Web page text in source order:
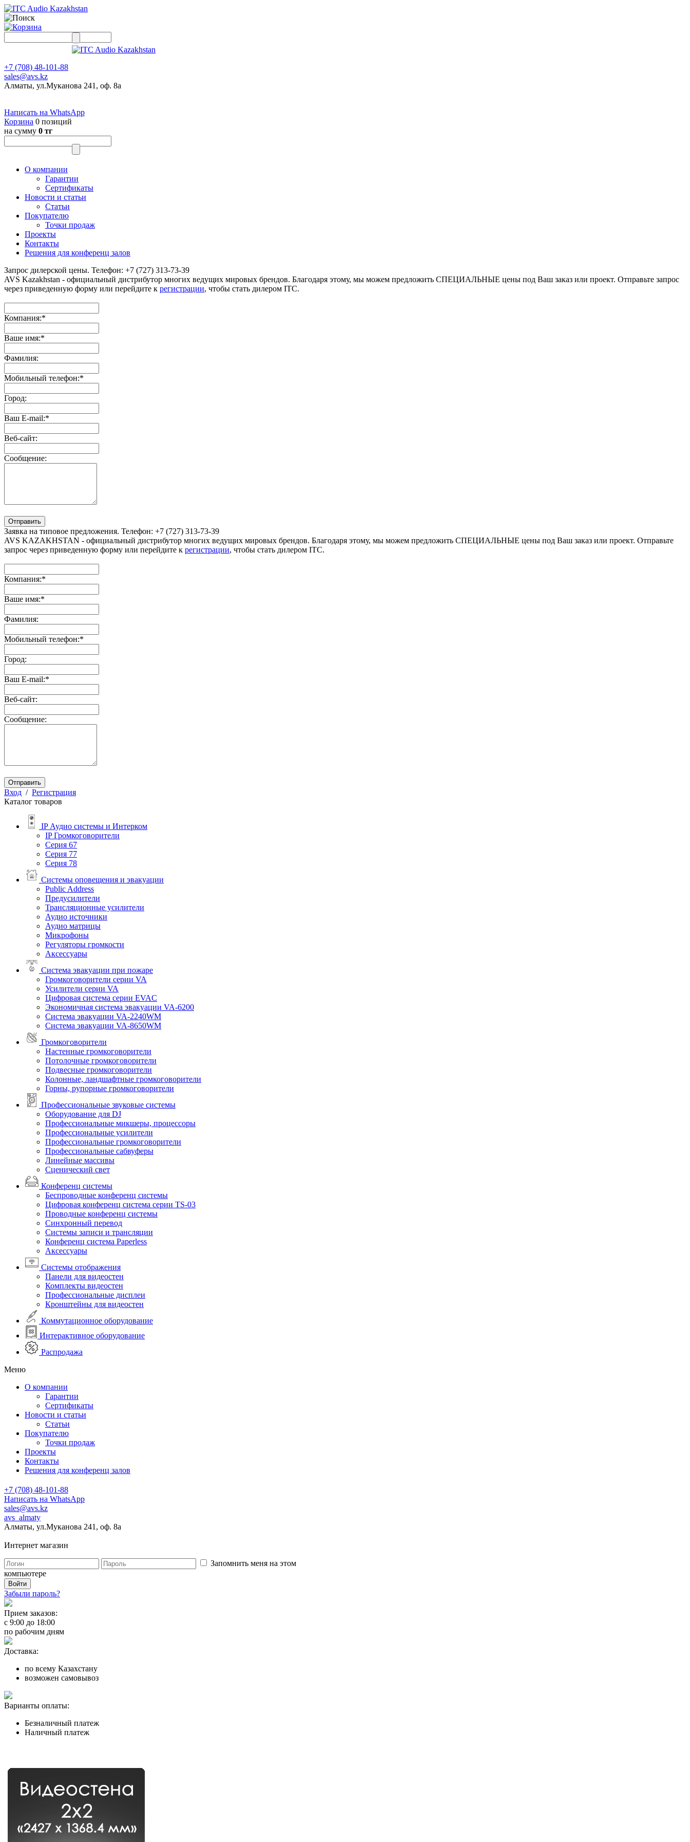
+7 (708) 48-101-88
sales@avs.kz
Алматы, ул.Муканова 241, оф. 8а
Написать на WhatsApp
Корзина 0 позиций
на сумму 0 тг
О компании
Гарантии
Сертификаты
Новости и статьи
Статьи
Покупателю
Точки продаж
Проекты
Контакты
Решения для конференц залов
Запрос дилерской цены. Телефон: +7 (727) 313-73-39
AVS Kazakhstan - официальный дистрибутор многих ведущих мировых брендов. Благодаря этому, мы можем предложить СПЕЦИАЛЬНЫЕ цены под Ваш заказ или проект. Отправьте запрос
через приведенную форму или перейдите к регистрации, чтобы стать дилером ITC.
Компания:*
Ваше имя:*
Фамилия:
Мобильный телефон:*
Город:
Ваш E-mail:*
Веб-сайт:
Сообщение:
Отправить
Заявка на типовое предложения. Телефон: +7 (727) 313-73-39
AVS KAZAKHSTAN - официальный дистрибутор многих ведущих мировых брендов. Благодаря этому, мы можем предложить СПЕЦИАЛЬНЫЕ цены под Ваш заказ или проект. Отправьте
запрос через приведенную форму или перейдите к регистрации, чтобы стать дилером ITC.
Компания:*
Ваше имя:*
Фамилия:
Мобильный телефон:*
Город:
Ваш E-mail:*
Веб-сайт:
Сообщение:
Отправить
Вход / Регистрация
Каталог товаров
IP Аудио системы и Интерком
IP Громкоговорители
Серия 67
Серия 77
Серия 78
Системы оповещения и эвакуации
Public Address
Предусилители
Трансляционные усилители
Аудио источники
Аудио матрицы
Микрофоны
Регуляторы громкости
Аксессуары
Система эвакуации при пожаре
Громкоговорители серии VA
Усилители серии VA
Цифровая система серии EVAC
Экономичная система эвакуации VA-6200
Система эвакуации VA-2240WM
Система эвакуации VA-8650WM
Громкоговорители
Настенные громкоговорители
Потолочные громкоговорители
Подвесные громкоговорители
Колонные, ландшафтные громкоговорители
Горны, рупорные громкоговорители
Профессиональные звуковые системы
Оборудование для DJ
Профессиональные микшеры, процессоры
Профессиональные усилители
Профессиональные громкоговорители
Профессиональные сабвуферы
Линейные массивы
Сценический свет
Конференц системы
Беспроводные конференц системы
Цифровая конференц система серии TS-03
Проводные конференц системы
Синхронный перевод
Системы записи и трансляции
Конференц система Paperless
Аксессуары
Системы отображения
Панели для видеостен
Комплекты видеостен
Профессиональные дисплеи
Кронштейны для видеостен
Коммутационное оборудование
Интерактивное оборудование
Распродажа
Меню
О компании
Гарантии
Сертификаты
Новости и статьи
Статьи
Покупателю
Точки продаж
Проекты
Контакты
Решения для конференц залов
+7 (708) 48-101-88
Написать на WhatsApp
sales@avs.kz
avs_almaty
Алматы, ул.Муканова 241, оф. 8а
Интернет магазин
Запомнить меня на этом
компьютере
Забыли пароль?
Прием заказов:
с 9:00 до 18:00
по рабочим дням
Доставка:
по всему Казахстану
возможен самовывоз
Варианты оплаты:
Безналичный платеж
Наличный платеж